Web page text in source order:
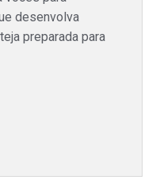
desenvolva
preparada para